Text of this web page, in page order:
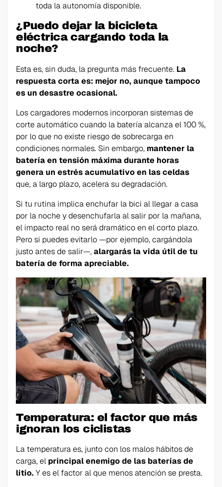
toda la autonomía disponible.
¿Puedo dejar la bicicleta
eléctrica cargando toda la
noche?
Esta es, sin duda, la pregunta más frecuente. La
respuesta corta es: mejor no, aunque tampoco
es un desastre ocasional.
Los cargadores modernos incorporan sistemas de
corte automático cuando la batería alcanza el 100 %,
por lo que no existe riesgo de sobrecarga en
condiciones normales. Sin embargo, mantener la
batería en tensión máxima durante horas
genera un estrés acumulativo en las celdas
que, a largo plazo, acelera su degradación.
Si tu rutina implica enchufar la bici al llegar a casa
por la noche y desenchufarla al salir por la mañana,
el impacto real no será dramático en el corto plazo.
Pero si puedes evitarlo —por ejemplo, cargándola
justo antes de salir—,alargarás la vida útil de tu
batería de forma apreciable.
Temperatura: el factor que más
ignoran los ciclistas
La temperatura es, junto con los malos hábitos de
carga, el principal enemigo de las baterías de
litio.Y es el factor al que menos atención se presta.